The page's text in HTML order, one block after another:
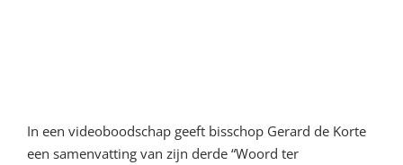
In een videoboodschap geeft bisschop Gerard de Korte
een samenvatting van zijn derde “Woord ter